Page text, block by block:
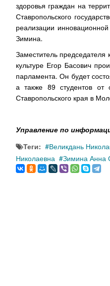
здоровья граждан на
Ставропольского
реализации
Зимина.
Заместитель
культуре Егор Басович
парламента. Он будет
а также 89 студентов от
Ставропольского края в
Управление по
Теги:
Великдань
Николаевна
Зимина Анна